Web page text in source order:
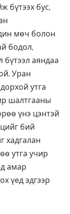
бүтээх бус,
мөч болон
бодол,
бүтээл аяндаа
Уран
утга
шалтгааны
үнэ цэнтэй
бий
хадгалан
утга учир
амар
үед эдгээр